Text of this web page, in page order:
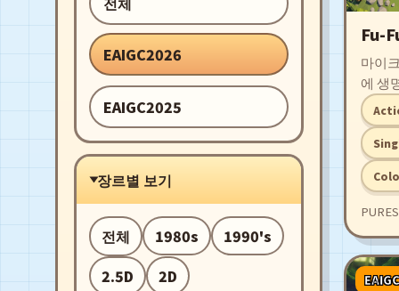
EAIGC2026
EAIGC2025
장르별 보기
전체 1980s
1990's
2.5D
2D
Fu-
마이
에 생
하고,